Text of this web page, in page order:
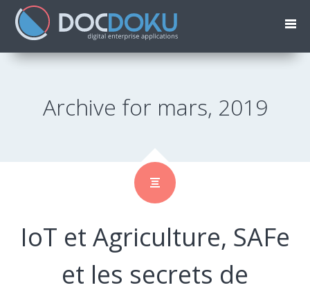
Archive for mars, 2019
IoT et Agriculture, SAFe
et les secrets de